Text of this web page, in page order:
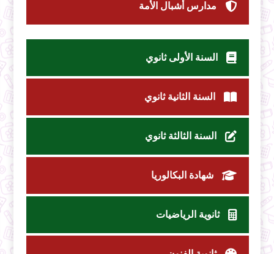
مدارس أشبال الأمة
السنة الأولى ثانوي
السنة الثانية ثانوي
السنة الثالثة ثانوي
شهادة البكالوريا
ثانوية الرياضيات